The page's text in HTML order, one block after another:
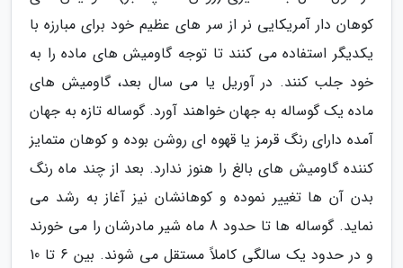
کوهان دار آمریکایی نر از سر های عظیم خود برای مبارزه با
یکدیگر استفاده می کنند تا توجه گاومیش های ماده را به
خود جلب کنند. در آوریل یا می سال بعد، گاومیش های
ماده یک گوساله به جهان خواهند آورد. گوساله تازه به جهان
آمده دارای رنگ قرمز یا قهوه ای روشن بوده و کوهان متمایز
کننده گاومیش های بالغ را هنوز ندارد. بعد از چند ماه رنگ
بدن آن ها تغییر نموده و کوهانشان نیز آغاز به رشد می
نماید. گوساله ها تا حدود 8 ماه شیر مادرشان را می خورند
و در حدود یک سالگی کاملاً مستقل می شوند. بین 6 تا 10